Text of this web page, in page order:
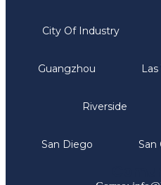
City Of Industry
Guangzhou
Riverside
San Diego San